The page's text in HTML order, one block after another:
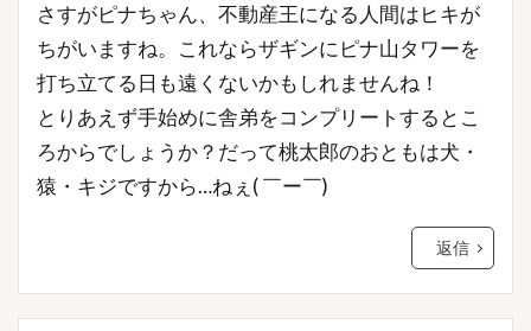
さすがピナちゃん、不動産王になる人間はヒキが
ちがいますね。これならザギンにピナ山タワーを
打ち立てる日も遠くないかもしれませんね！
とりあえず手始めに舎弟をコンプリートするとこ
ろからでしょうか？だって桃太郎のおともは犬・
猿・キジですから…ねぇ( ￣ー￣)
返信